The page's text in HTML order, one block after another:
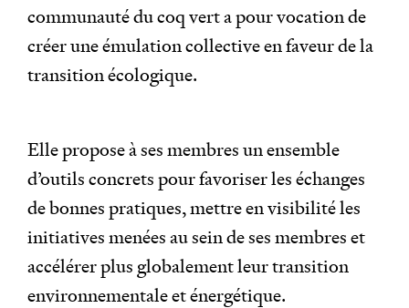
communauté du coq vert a pour vocation de
créer une émulation collective en faveur de la
transition écologique.
Elle propose à ses membres un ensemble
d’outils concrets pour favoriser les échanges
de bonnes pratiques, mettre en visibilité les
initiatives menées au sein de ses membres et
accélérer plus globalement leur transition
environnementale et énergétique.